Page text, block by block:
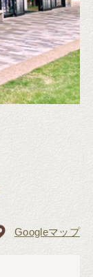
Googleマップ